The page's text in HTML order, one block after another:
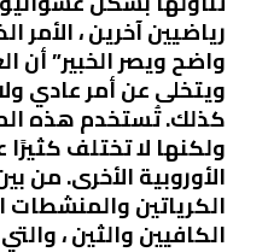
رياضيين آخرين ، الأمر
واضح ويصر الخبير” أن
ويتخلى عن أمر عادي
كذلك. تُستخدم هذه
ولكنها لا تختلف
الأوروبية الأخرى. من
الكرياتين
الكافيين والثين ،